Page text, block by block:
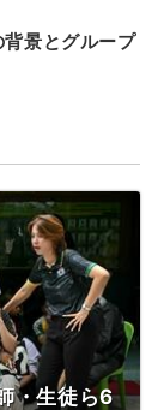
景とグループ
・生徒ら6